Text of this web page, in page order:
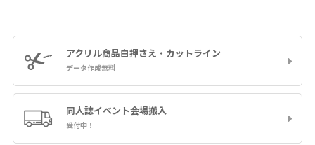
アクリル商品白押さえ・カットライン
データ作成無料
同人誌イベント会場搬入
受付中！